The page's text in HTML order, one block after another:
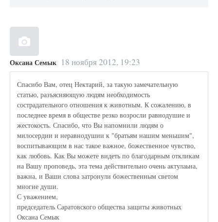
Оксана Семык 18 ноября 2012, 19:23
Спасибо Вам, отец Нектарий, за такую замечательную
статью, разъясняющую людям необходимость
сострадательного отношения к животным. К сожалению, в
последнее время в обществе резко возросли равнодушие и
жестокость. Спасибо, что Вы напомнили людям о
милосердии и неравнодушии к "братьям нашим меньшим",
воспитывающим в нас такое важное, божественное чувство,
как любовь. Как Вы можете видеть по благодарным откликам
на Вашу проповедь, эта тема действительно очень актулаьна,
важна, и Ваши слова затронули божественным светом
многие души.
С уважением,
председатель Саратовского общества защиты животных
Оксана Семык